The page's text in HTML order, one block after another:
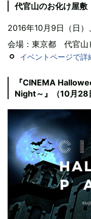
代官山のお化け屋敷
2016年10月9日（日）
会場：東京都 代官山
イベントページで詳
『CINEMA
Night～』（10月28